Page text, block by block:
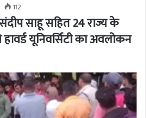
112
साहू सहित 24 राज्य के
यूनिवर्सिटी का अवलोकन